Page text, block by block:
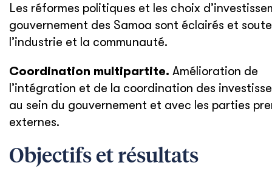
Les réformes politiques et les choix
gouvernement des Samoa sont éclairés et
l’industrie et la communauté.
Coordination multipartite. Amélioration de
l’intégration et de la coordination des
au sein du gouvernement et avec les parties
externes.
Objectifs et résultats